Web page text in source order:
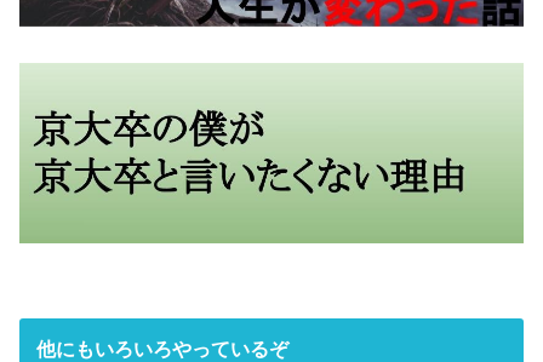
他にもいろいろやっているぞ